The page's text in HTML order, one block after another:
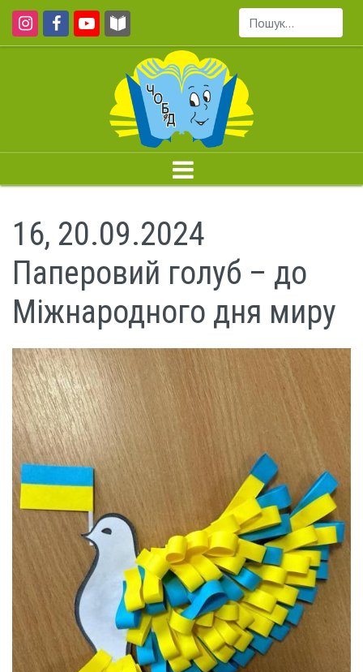
Пошук...
16, 20.09.2024
Паперовий голуб – до
Міжнародного дня миру